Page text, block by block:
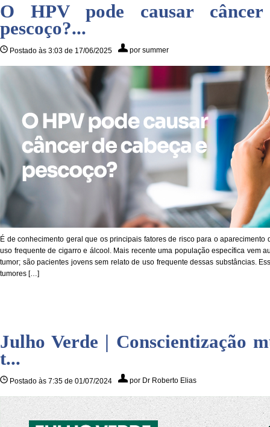
O HPV pode causar
pescoço?...
Postado às 3:03 de 17/06/2025 por summer
É de conhecimento geral que os principais fatores de risco para o aparecimento
uso frequente de cigarro e álcool. Mais recente uma população específica vem
tumor; são pacientes jovens sem relato de uso frequente dessas substâncias.
tumores […]
Julho Verde | Conscientização
t...
Postado às 7:35 de 01/07/2024 por Dr Roberto Elias